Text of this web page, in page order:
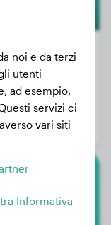
35 kg
3 anni, 7 mesi
Cane
noi e da terzi
utenti
ad esempio,
servizi ci
vari siti
Informativa